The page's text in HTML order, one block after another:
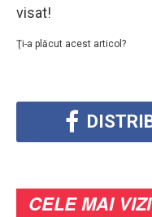
visat!
Ţi-a plăcut acest articol?
CELE MAI